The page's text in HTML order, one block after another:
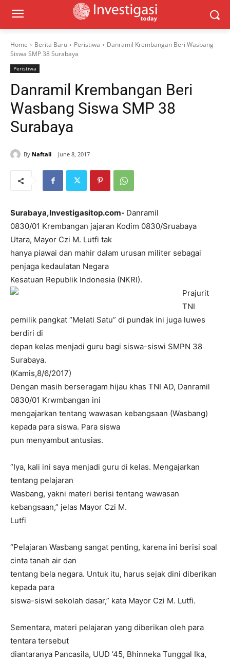
Home Berita Baru Peristiwa
Danramil Krembangan Beri Wasbang
Siswa SMP 38 Surabaya
Peristiwa
Danramil Krembangan Beri
Wasbang Siswa SMP 38
Surabaya
By Naftali June 8, 2017
Surabaya,Investigasitop.com- Danramil
0830/01 Krembangan jajaran Kodim 0830/Sruabaya
Utara, Mayor Czi M. Lutfi tak
hanya piawai dan mahir dalam urusan militer sebagai
penjaga kedaulatan Negara
Kesatuan Republik Indonesia (NKRI).
Prajurit
TNI
pemilik pangkat “Melati Satu” di pundak ini juga luwes
berdiri di
depan kelas menjadi guru bagi siswa-siswi SMPN 38
Surabaya.
(Kamis,8/6/2017)
Dengan masih berseragam hijau khas TNI AD, Danramil
0830/01 Krwmbangan ini
mengajarkan tentang wawasan kebangsaan (Wasbang)
kepada para siswa. Para siswa
pun menyambut antusias.
“Iya, kali ini saya menjadi guru di kelas. Mengajarkan
tentang pelajaran
Wasbang, yakni materi berisi tentang wawasan
kebangsaan,” jelas Mayor Czi M.
Lutfi
“Pelajaran Wasbang sangat penting, karena ini berisi soal
cinta tanah air dan
tentang bela negara. Untuk itu, harus sejak dini diberikan
kepada para
siswa-siswi sekolah dasar,” kata Mayor Czi M. Lutfi.
Sementara, materi pelajaran yang diberikan oleh para
tentara tersebut
diantaranya Pancasila, UUD ’45, Bhinneka Tunggal Ika,